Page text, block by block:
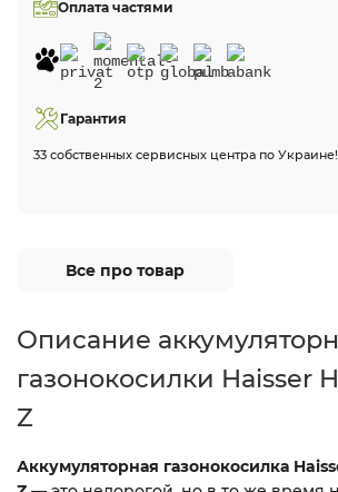
Оплата частями
Гарантия
33 собственных сервисных центра по Украине!
Все про товар
Описание
газонокосилки Haisser
Z
Аккумуляторная газонокосилка